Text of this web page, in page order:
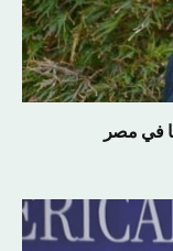
في مصر